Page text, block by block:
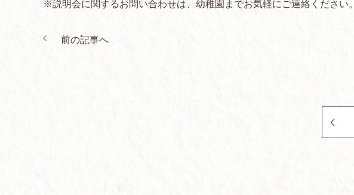
※説明会に関するお問い合わせは、幼稚園までお気軽にご連絡ください。
前の記事へ